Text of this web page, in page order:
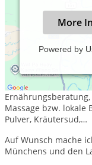
More
Powered by
Heilpraktikerin für
Mein Angebot:
Massage bzw.
Pulver, Kräutersud,…
Auf Wunsch mache
Münchens und den